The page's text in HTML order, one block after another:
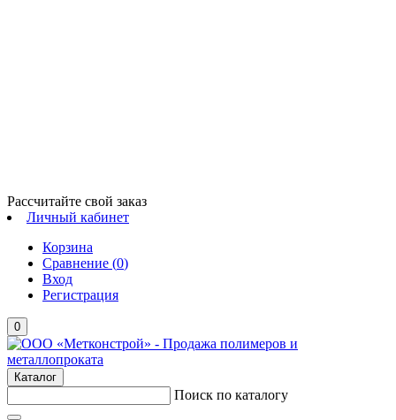
Рассчитайте свой заказ
Личный кабинет
Корзина
Сравнение (0)
Вход
Регистрация
0
Каталог
Поиск по каталогу